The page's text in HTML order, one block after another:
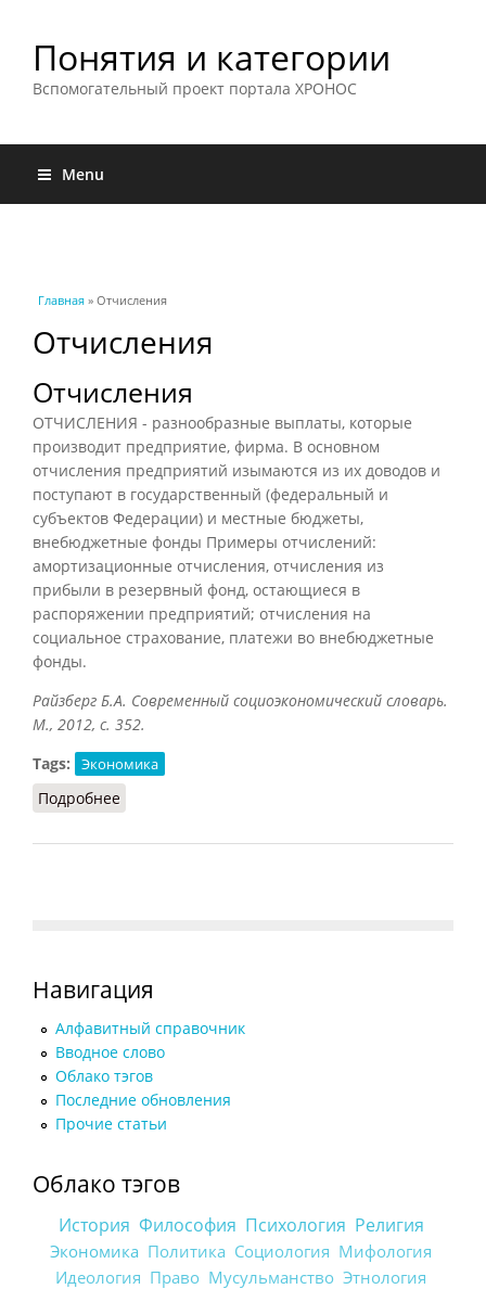
Понятия и категории
Вспомогательный проект портала ХРОНОС
Menu
Вы здесь
Главная » Отчисления
Отчисления
Отчисления
ОТЧИСЛЕНИЯ - разнообразные выплаты, которые
производит предприятие, фирма. В основном
отчисления предприятий изымаются из их доводов и
поступают в государственный (федеральный и
субъектов Федерации) и местные бюджеты,
внебюджетные фонды Примеры отчислений:
амортизационные отчисления, отчисления из
прибыли в резервный фонд, остающиеся в
распоряжении предприятий; отчисления на
социальное страхование, платежи во внебюджетные
фонды.
Райзберг Б.А. Современный социоэкономический словарь.
М., 2012, с. 352.
Tags:
Экономика
Подробнее
Навигация
Алфавитный справочник
Вводное слово
Облако тэгов
Последние обновления
Прочие статьи
Облако тэгов
История Философия Психология Религия
Экономика Политика Социология Мифология
Идеология Право Мусульманство Этнология